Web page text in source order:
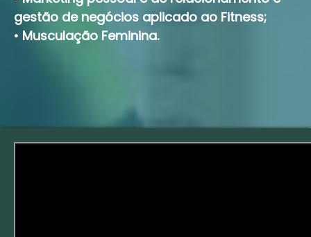
gestão de negócios aplicado ao Fitness;
• Musculação Feminina.